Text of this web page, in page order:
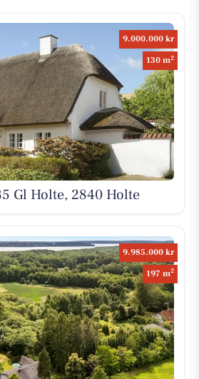
9.000.000 kr
130 m2
Gl Holte, 2840 Holte
9.985.000 kr
197 m2